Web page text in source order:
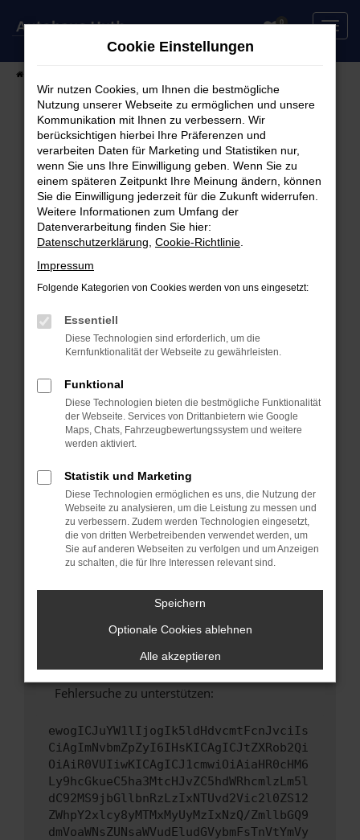
Zum
0
Fehler: Network Error
Beim Laden ist ein Fehler aufgetreten.
Hier sind ein paar Tipps, die dir helfen können:
Überprüfe deine Firewall und deine
Internetverbindung.
Laden andere Webseiten, zum Beispiel deine
Manche Erweiterungen, wie Werbeblocker,
können das Laden bestimmter Seiten
verhindern. Funktioniert die Seite in einem
Fenster?
Starte dein Gerät neu.
Das kann manchmal helfen, vorübergehende
Probleme zu beheben.
Stelle sicher, dass dein Browser und dein
Betriebssystem auf dem neuesten Stand
sind.
Veraltete Software birgt nicht nur ein
Sicherheitsrisiko, sondern kann auch dazu
führen, dass bestimmte Funktionen nicht mehr
Wende dich an den Webseitenbetreiber.
Wenn du alle oben genannten Schritte versucht
hast, kontaktiere uns bitte. Wir werden
versuchen, das Problem zu beheben. Du kannst
uns diesen Text schicken, um uns bei der
Fehlersuche zu unterstützen:
ewogICJuYW1lIjogIk5ldHdvcmtFcnJvciIs
CiAgImNvbmZpZyI6IHsKICAgICJtZXRob2Qi
OiAiR0VUIiwKICAgICJ1cmwiOiAiaHR0cHM6
Ly9hcGkueC5ha3MtcHJvZC5hdWRhcmlzLm5l
dC92MS9jbGllbnRzLzIxNTUvd2Vic2l0ZS12
ZWhpY2xlcy8yMTMxMyUyMzIxNzQ/ZmllbGQ9
dmVoaWNsZUNsaWVudEludGVybmFsTnVtYmVy
Cookie Einstellungen
Wir nutzen Cookies, um Ihnen die bestmögliche
Nutzung unserer Webseite zu ermöglichen und unsere
Kommunikation mit Ihnen zu verbessern. Wir
berücksichtigen hierbei Ihre Präferenzen und
verarbeiten Daten für Marketing und Statistiken nur,
wenn Sie uns Ihre Einwilligung geben. Wenn Sie zu
einem späteren Zeitpunkt Ihre Meinung ändern, können
Sie die Einwilligung jederzeit für die Zukunft widerrufen.
Weitere Informationen zum Umfang der
Datenverarbeitung finden Sie hier:
Datenschutzerklärung Cookie-Richtlinie
Impressum
Folgende Kategorien von Cookies werden von uns eingesetzt:
Essentiell
Diese Technologien sind erforderlich, um die
Kernfunktionalität der Webseite zu gewährleisten.
Funktional
Diese Technologien bieten die bestmögliche Funktionalität
der Webseite. Services von Drittanbietern wie Google
Maps, Chats, Fahrzeugbewertungssystem und weitere
werden aktiviert.
Statistik und Marketing
Diese Technologien ermöglichen es uns, die Nutzung der
Webseite zu analysieren, um die Leistung zu messen und
zu verbessern. Zudem werden Technologien eingesetzt,
die von dritten Werbetreibenden verwendet werden, um
Sie auf anderen Webseiten zu verfolgen und um Anzeigen
zu schalten, die für Ihre Interessen relevant sind.
Speichern
Optionale Cookies ablehnen
Alle akzeptieren